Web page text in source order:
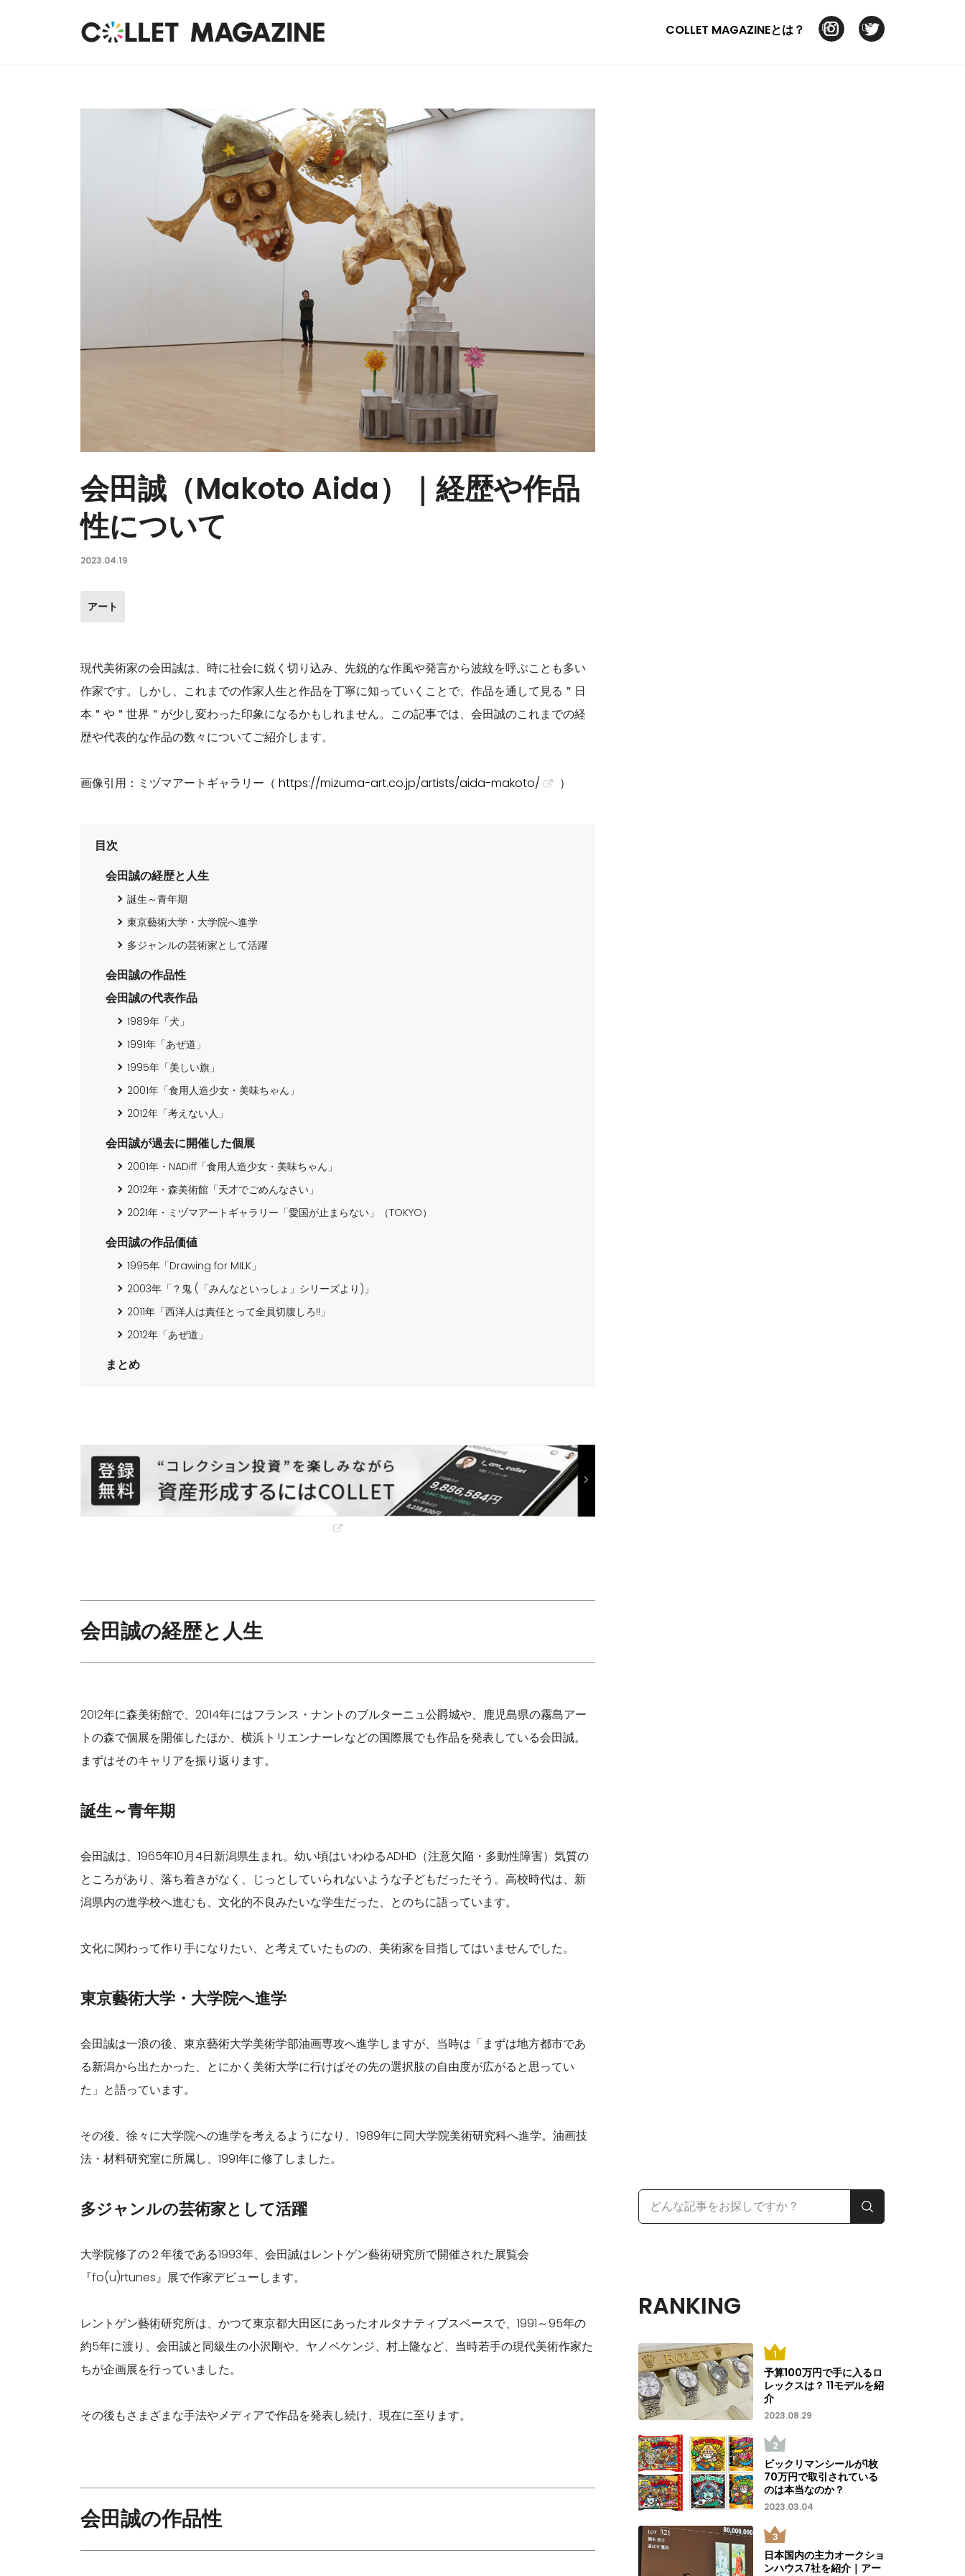
COLLET MAGAZINEとは？
会田誠（Makoto Aida）｜経歴や作品
性について
2023.04.19
アート
現代美術家の会田誠は、時に社会に鋭く切り込み、先鋭的な作風や発言から波紋を呼ぶことも多い
作家です。しかし、これまでの作家人生と作品を丁寧に知っていくことで、作品を通して見る＂日
本＂や＂世界＂が少し変わった印象になるかもしれません。この記事では、会田誠のこれまでの経
歴や代表的な作品の数々についてご紹介します。
画像引用：ミヅマアートギャラリー（ https://mizuma-art.co.jp/artists/aida-makoto/ ）
目次
会田誠の経歴と人生
誕生～青年期
東京藝術大学・大学院へ進学
多ジャンルの芸術家として活躍
会田誠の作品性
会田誠の代表作品
1989年「犬」
1991年「あぜ道」
1995年「美しい旗」
2001年「食用人造少女・美味ちゃん」
2012年「考えない人」
会田誠が過去に開催した個展
2001年・NADiff「食用人造少女・美味ちゃん」
2012年・森美術館「天才でごめんなさい」
2021年・ミヅマアートギャラリー「愛国が止まらない」（TOKYO）
会田誠の作品価値
1995年「Drawing for MILK」
2003年「？鬼 (「みんなといっしょ」シリーズより)」
2011年「西洋人は責任とって全員切腹しろ!!」
2012年「あぜ道」
まとめ
会田誠の経歴と人生
2012年に森美術館で、2014年にはフランス・ナントのブルターニュ公爵城や、鹿児島県の霧島アー
トの森で個展を開催したほか、横浜トリエンナーレなどの国際展でも作品を発表している会田誠。
まずはそのキャリアを振り返ります。
誕生～青年期
会田誠は、1965年10月4日新潟県生まれ。幼い頃はいわゆるADHD（注意欠陥・多動性障害）気質の
ところがあり、落ち着きがなく、じっとしていられないような子どもだったそう。高校時代は、新
潟県内の進学校へ進むも、文化的不良みたいな学生だった、とのちに語っています。
文化に関わって作り手になりたい、と考えていたものの、美術家を目指してはいませんでした。
東京藝術大学・大学院へ進学
会田誠は一浪の後、東京藝術大学美術学部油画専攻へ進学しますが、当時は「まずは地方都市であ
る新潟から出たかった、とにかく美術大学に行けばその先の選択肢の自由度が広がると思ってい
た」と語っています。
その後、徐々に大学院への進学を考えるようになり、1989年に同大学院美術研究科へ進学。油画技
法・材料研究室に所属し、1991年に修了しました。
多ジャンルの芸術家として活躍
大学院修了の２年後である1993年、会田誠はレントゲン藝術研究所で開催された展覧会
『fo(u)rtunes』展で作家デビューします。
レントゲン藝術研究所は、かつて東京都大田区にあったオルタナティブスペースで、1991～95年の
約5年に渡り、会田誠と同級生の小沢剛や、ヤノベケンジ、村上隆など、当時若手の現代美術作家た
ちが企画展を行っていました。
その後もさまざまな手法やメディアで作品を発表し続け、現在に至ります。
会田誠の作品性
RANKING
予算100万円で手に入るロ
レックスは？ 11モデルを紹
介
2023.08.29
ビックリマンシールが1枚
70万円で取引されている
のは本当なのか？
2023.03.04
日本国内の主力オークショ
ンハウス7社を紹介｜アー